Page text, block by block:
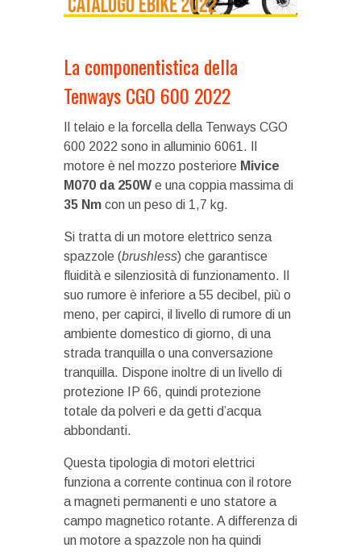
La componentistica della
Tenways CGO 600 2022
Il telaio e la forcella della Tenways CGO
600 2022 sono in alluminio 6061. Il
motore è nel mozzo posteriore Mivice
M070 da 250W e una coppia massima di
35 Nm con un peso di 1,7 kg.
Si tratta di un motore elettrico senza
spazzole (brushless) che garantisce
fluidità e silenziosità di funzionamento. Il
suo rumore è inferiore a 55 decibel, più o
meno, per capirci, il livello di rumore di un
ambiente domestico di giorno, di una
strada tranquilla o una conversazione
tranquilla. Dispone inoltre di un livello di
protezione IP 66, quindi protezione
totale da polveri e da getti d’acqua
abbondanti.
Questa tipologia di motori elettrici
funziona a corrente continua con il rotore
a magneti permanenti e uno statore a
campo magnetico rotante. A differenza di
un motore a spazzole non ha quindi